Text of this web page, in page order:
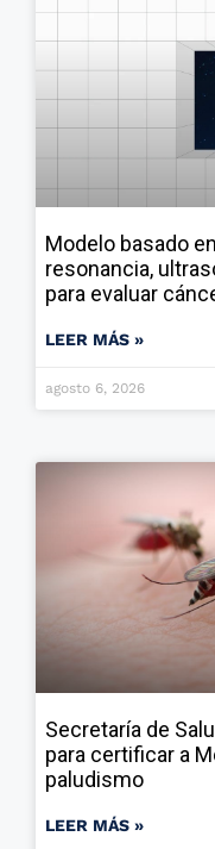
Modelo basado
resonancia,
para evaluar
LEER MÁS »
agosto 6, 2026
Secretaría de
para certificar a
paludismo
LEER MÁS »